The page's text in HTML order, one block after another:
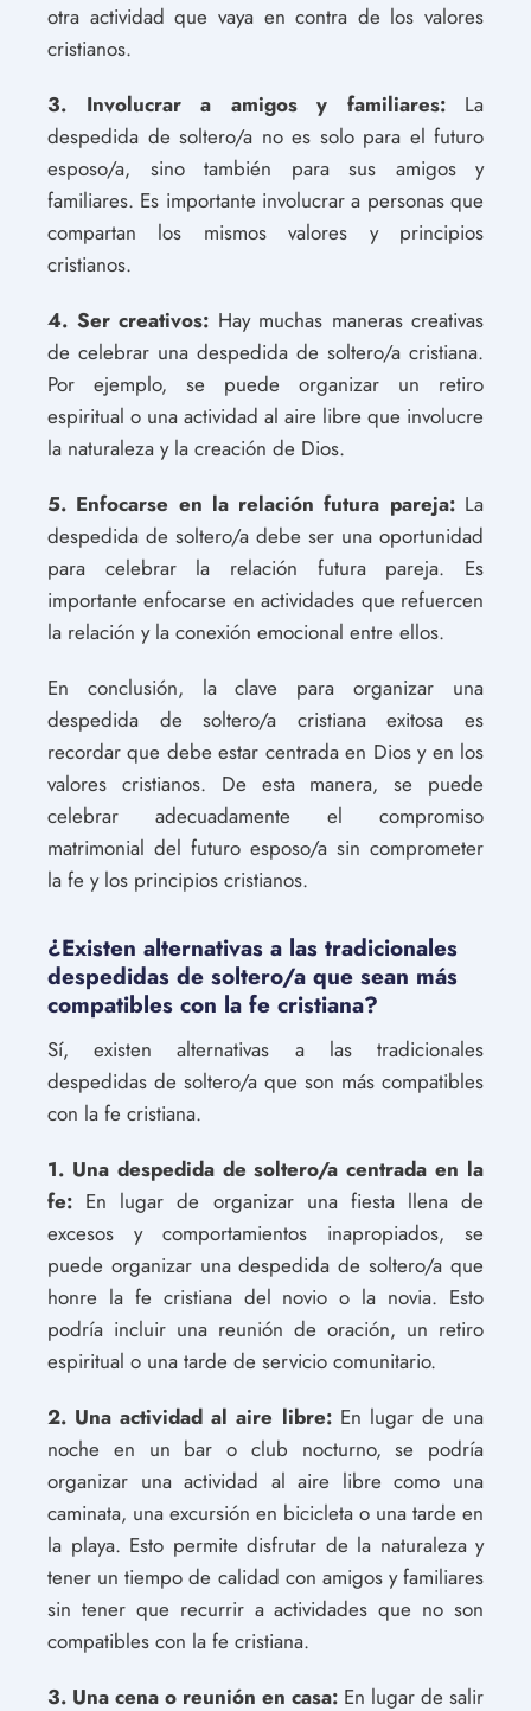
otra actividad que vaya en contra de los valores
cristianos.
3. Involucrar a amigos y familiares:La
despedida de soltero/a no es solo para el futuro
esposo/a, sino también para sus amigos y
familiares. Es importante involucrar a personas que
compartan los mismos valores y principios
cristianos.
4. Ser creativos: Hay muchas maneras creativas
de celebrar una despedida de soltero/a cristiana.
Por ejemplo, se puede organizar un retiro
espiritual o una actividad al aire libre que involucre
la naturaleza y la creación de Dios.
5. Enfocarse en la relación futura pareja:La
despedida de soltero/a debe ser una oportunidad
para celebrar la relación futura pareja. Es
importante enfocarse en actividades que refuercen
la relación y la conexión emocional entre ellos.
En conclusión, la clave para organizar una
despedida de soltero/a cristiana exitosa es
recordar que debe estar centrada en Dios y en los
valores cristianos. De esta manera, se puede
celebrar adecuadamente el compromiso
matrimonial del futuro esposo/a sin comprometer
la fe y los principios cristianos.
¿Existen alternativas a las tradicionales
despedidas de soltero/a que sean más
compatibles con la fe cristiana?
Sí, existen alternativas a las tradicionales
despedidas de soltero/a que son más compatibles
con la fe cristiana.
1. Una despedida de soltero/a centrada en la
fe: En lugar de organizar una fiesta llena de
excesos y comportamientos inapropiados, se
puede organizar una despedida de soltero/a que
honre la fe cristiana del novio o la novia. Esto
podría incluir una reunión de oración, un retiro
espiritual o una tarde de servicio comunitario.
2. Una actividad al aire libre:En lugar de una
noche en un bar o club nocturno, se podría
organizar una actividad al aire libre como una
caminata, una excursión en bicicleta o una tarde en
la playa. Esto permite disfrutar de la naturaleza y
tener un tiempo de calidad con amigos y familiares
sin tener que recurrir a actividades que no son
compatibles con la fe cristiana.
3. Una cena o reunión en casa: En lugar de salir